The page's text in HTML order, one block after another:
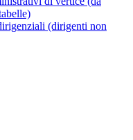
(dirigenti non